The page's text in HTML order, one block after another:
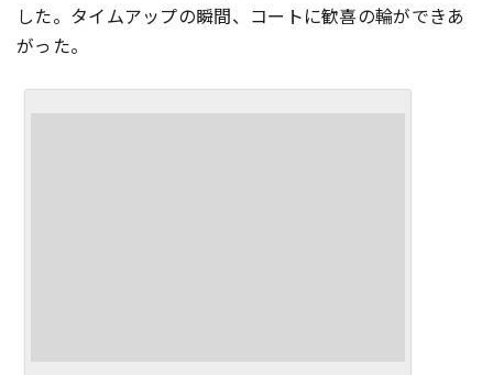
した。タイムアップの瞬間、コートに歓喜の輪ができあ
がった。